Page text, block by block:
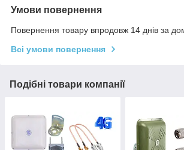
Умови повернення
Повернення товару впродовж 14 днів за
Всі умови повернення
Подібні товари компанії